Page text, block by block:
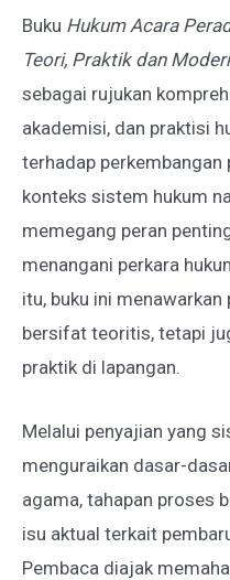
Buku Hukum Acara
Teori, Praktik dan
sebagai rujukan
akademisi, dan praktisi
terhadap perkembangan
konteks sistem hukum
memegang peran
menangani perkara
itu, buku ini
bersifat teoritis, tetapi
praktik di lapangan.
Melalui penyajian yang
menguraikan dasar-
agama, tahapan proses
isu aktual terkait
Pembaca diajak